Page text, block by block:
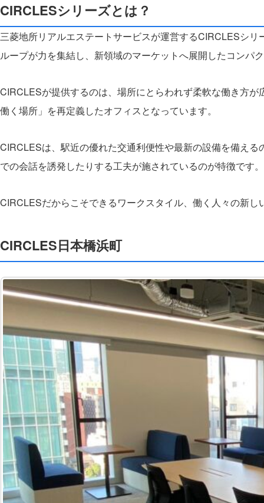
CIRCLESシリーズとは？
三菱地所リアルエステートサービスが運営するCIRCLESシ
ループが力を集結し、新領域のマーケットへ展開したコンパ
CIRCLESが提供するのは、場所にとらわれず柔軟な働き方
働く場所」を再定義したオフィスとなっています。
CIRCLESは、駅近の優れた交通利便性や最新の設備を備え
での会話を誘発したりする工夫が施されているのが特徴です。
CIRCLESだからこそできるワークスタイル、働く人々の新
CIRCLES日本橋浜町